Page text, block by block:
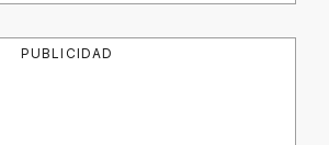
PUBLICIDAD